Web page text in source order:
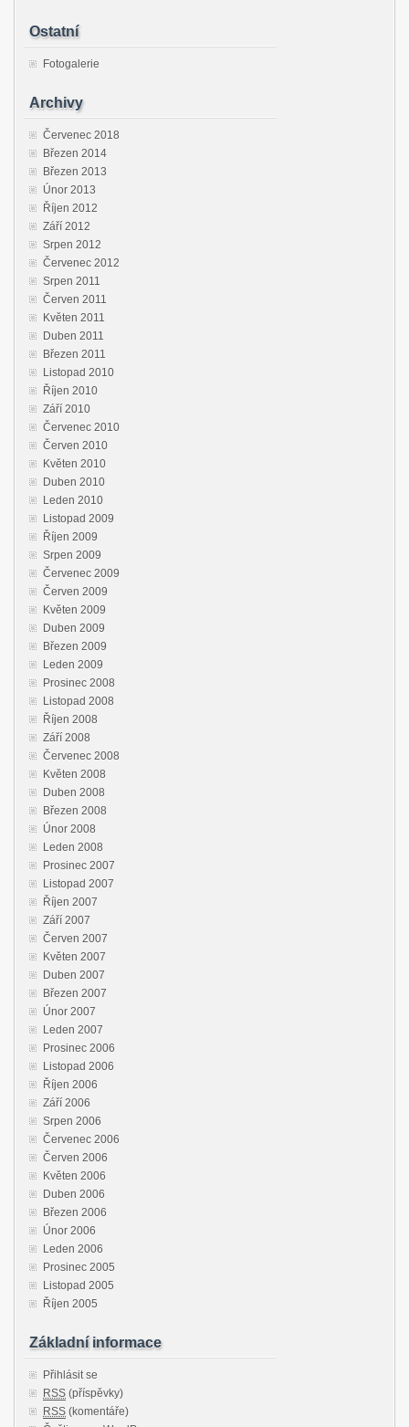
Ostatní
Fotogalerie
Archivy
Červenec 2018
Březen 2014
Březen 2013
Únor 2013
Říjen 2012
Září 2012
Srpen 2012
Červenec 2012
Srpen 2011
Červen 2011
Květen 2011
Duben 2011
Březen 2011
Listopad 2010
Říjen 2010
Září 2010
Červenec 2010
Červen 2010
Květen 2010
Duben 2010
Leden 2010
Listopad 2009
Říjen 2009
Srpen 2009
Červenec 2009
Červen 2009
Květen 2009
Duben 2009
Březen 2009
Leden 2009
Prosinec 2008
Listopad 2008
Říjen 2008
Září 2008
Červenec 2008
Květen 2008
Duben 2008
Březen 2008
Únor 2008
Leden 2008
Prosinec 2007
Listopad 2007
Říjen 2007
Září 2007
Červen 2007
Květen 2007
Duben 2007
Březen 2007
Únor 2007
Leden 2007
Prosinec 2006
Listopad 2006
Říjen 2006
Září 2006
Srpen 2006
Červenec 2006
Červen 2006
Květen 2006
Duben 2006
Březen 2006
Únor 2006
Leden 2006
Prosinec 2005
Listopad 2005
Říjen 2005
Základní informace
Přihlásit se
RSS (příspěvky)
RSS (komentáře)